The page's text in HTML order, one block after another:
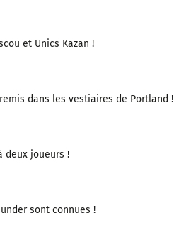
et Unics Kazan !
dans les vestiaires de Portland !
deux joueurs !
sont connues !